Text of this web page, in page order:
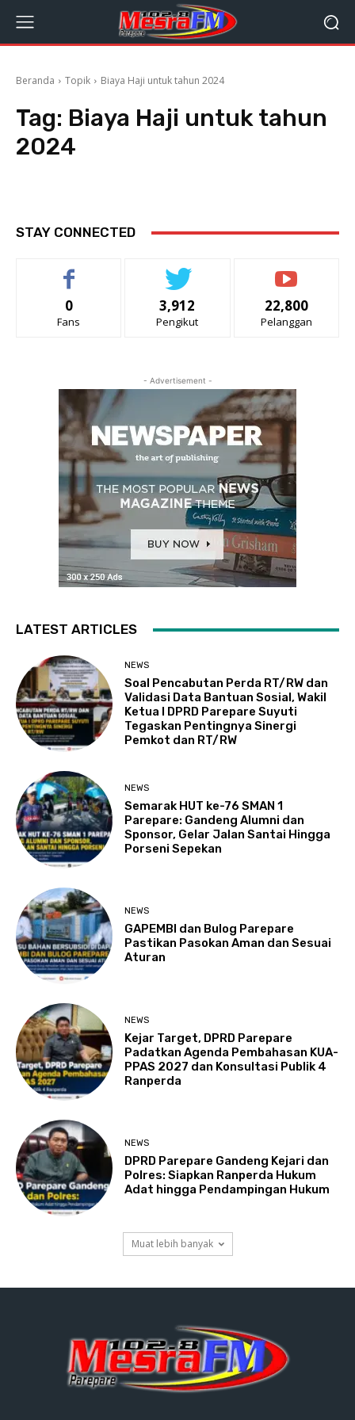
Beranda Topik Biaya Haji untuk tahun 2024
Tag: Biaya Haji untuk tahun
2024
STAY CONNECTED
0
Fans
3,912
Pengikut
22,800
Pelanggan
- Advertisement -
LATEST ARTICLES
NEWS
Soal Pencabutan Perda RT/RW dan
Validasi Data Bantuan Sosial, Wakil
Ketua I DPRD Parepare Suyuti
Tegaskan Pentingnya Sinergi
Pemkot dan RT/RW
NEWS
Semarak HUT ke-76 SMAN 1
Parepare: Gandeng Alumni dan
Sponsor, Gelar Jalan Santai Hingga
Porseni Sepekan
NEWS
GAPEMBI dan Bulog Parepare
Pastikan Pasokan Aman dan Sesuai
Aturan
NEWS
Kejar Target, DPRD Parepare
Padatkan Agenda Pembahasan KUA-
PPAS 2027 dan Konsultasi Publik 4
Ranperda
NEWS
DPRD Parepare Gandeng Kejari dan
Polres: Siapkan Ranperda Hukum
Adat hingga Pendampingan Hukum
Muat lebih banyak